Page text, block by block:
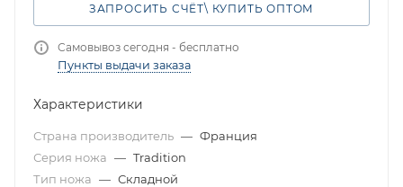
ЗАПРОСИТЬ СЧЁТ\ КУПИТЬ ОПТОМ
Самовывоз сегодня - бесплатно
Пункты выдачи заказа
Характеристики
Страна производитель — Франция
Серия ножа — Tradition
Тип ножа — Складной